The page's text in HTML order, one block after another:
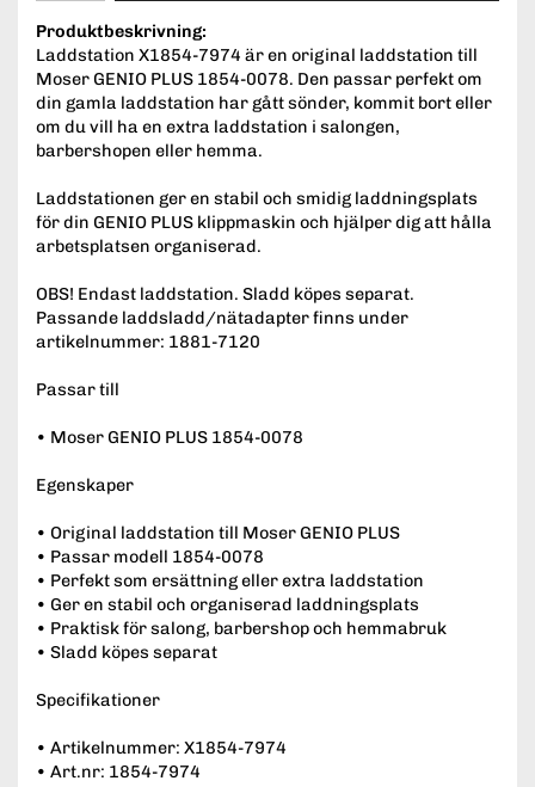
Produktbeskrivning:
Laddstation X1854-7974 är en original laddstation till
Moser GENIO PLUS 1854-0078. Den passar perfekt om
din gamla laddstation har gått sönder, kommit bort eller
om du vill ha en extra laddstation i salongen,
barbershopen eller hemma.
Laddstationen ger en stabil och smidig laddningsplats
för din GENIO PLUS klippmaskin och hjälper dig att hålla
arbetsplatsen organiserad.
OBS! Endast laddstation. Sladd köpes separat.
Passande laddsladd/nätadapter finns under
artikelnummer: 1881-7120
Passar till
• Moser GENIO PLUS 1854-0078
Egenskaper
• Original laddstation till Moser GENIO PLUS
• Passar modell 1854-0078
• Perfekt som ersättning eller extra laddstation
• Ger en stabil och organiserad laddningsplats
• Praktisk för salong, barbershop och hemmabruk
• Sladd köpes separat
Specifikationer
• Artikelnummer: X1854-7974
• Art.nr: 1854-7974